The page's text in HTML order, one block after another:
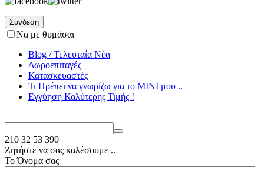
Σύνδεση
Να με θυμάσαι
Blog / Τελευταία Νέα
Δωροεπιταγές
Κατασκευαστές
Τι Πρέπει να γνωρίζω για το MΙΝΙ μου ..
Εγγύηση Καλύτερης Τιμής !
210 32 53 390
Ζητήστε να σας καλέσουμε ..
Το Όνομα σας